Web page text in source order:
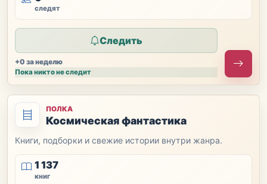
следят
Следить
+0 за неделю
Пока никто не следит
ПОЛКА
Космическая фантастика
Книги, подборки и свежие истории внутри жанра.
1 137
книг